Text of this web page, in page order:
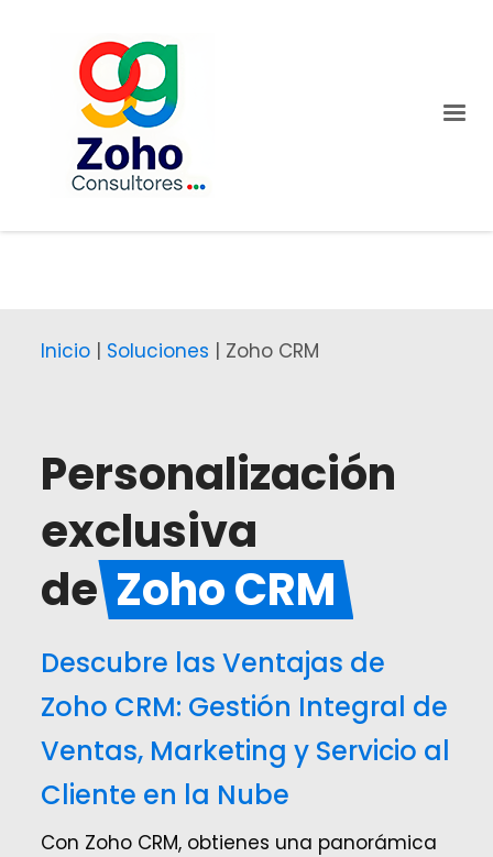
Inicio | Soluciones | Zoho CRM
Personalización
exclusiva
de Zoho CRM
Descubre las Ventajas de
Zoho CRM: Gestión Integral de
Ventas, Marketing y Servicio al
Cliente en la Nube
Con Zoho CRM, obtienes una panorámica